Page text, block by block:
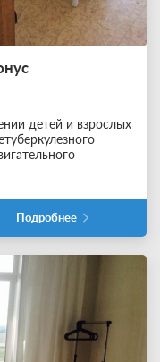
детей и взрослых
Подробнее